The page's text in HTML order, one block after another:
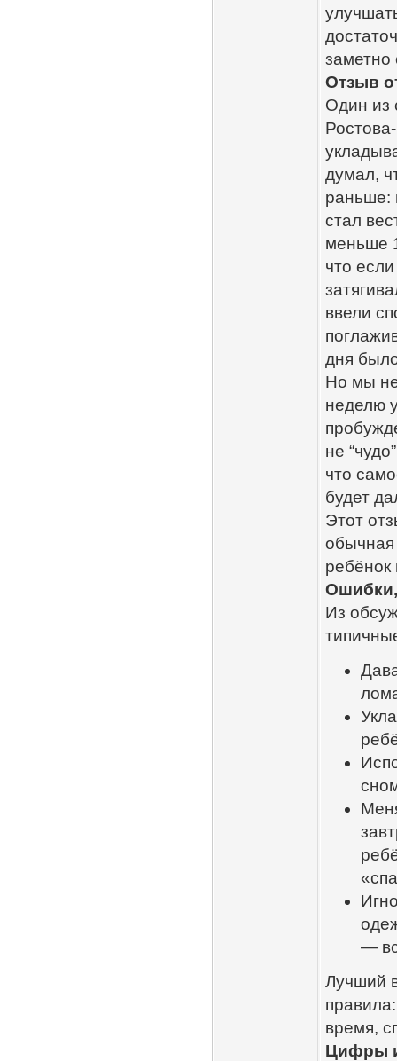
заметно
Отзыв
Один из
думал,
раньше:
стал
меньше
что
ввели
дня
Но мы
неделю
не
что
будет
Этот
обычная
ребёнок
Из
—
Лучший
время,
Цифры